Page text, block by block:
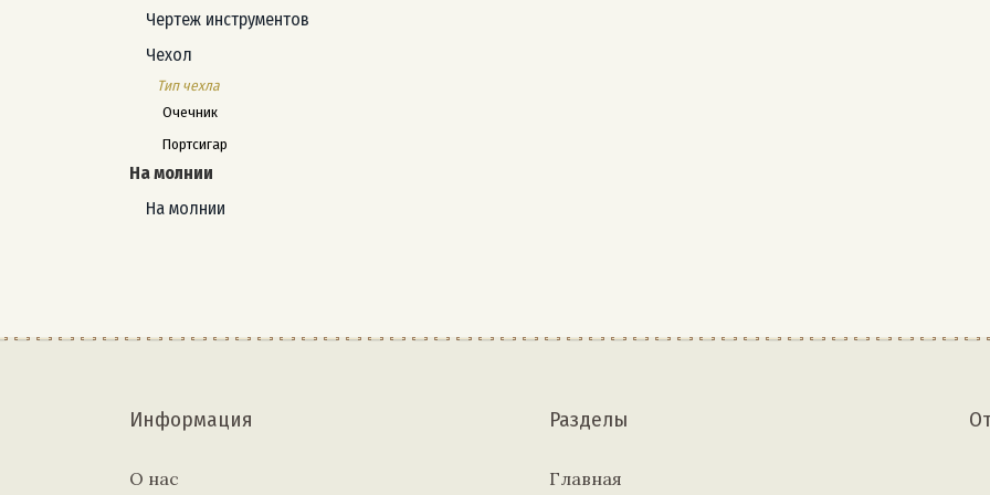
Чертеж инструментов
Чехол
Тип чехла
Очечник
Портсигар
На молнии
На молнии
Информация
О нас
Разделы
Главная